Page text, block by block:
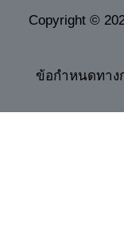
Copyright ©
ข้อกำหนดทาง